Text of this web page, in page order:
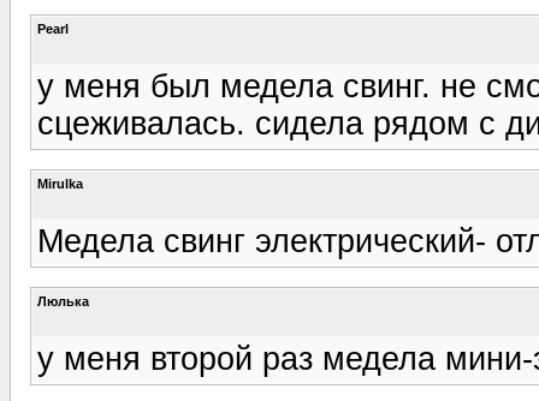
Pearl
у меня был медела свинг. не
сцеживалась. сидела рядом с
Mirulka
Медела свинг электрический-
Люлька
у меня второй раз медела